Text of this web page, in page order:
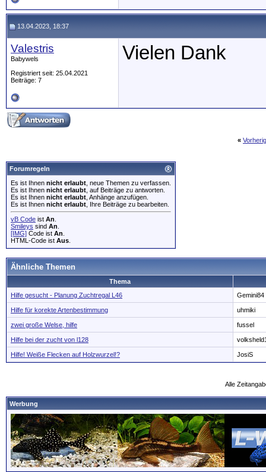
13.04.2023, 18:37
Valestris
Babywels
Registriert seit: 25.04.2021
Beiträge: 7
Vielen Dank
«
Forumregeln
Es ist Ihnen nicht erlaubt , neue Themen zu verfassen.
Es ist Ihnen nicht erlaubt , auf Beiträge zu antworten.
Es ist Ihnen nicht erlaubt , Anhänge anzufügen.
Es ist Ihnen nicht erlaubt , Ihre Beiträge zu bearbeiten.
vB Code ist An
Smileys sind An
[IMG] Code ist An
HTML-Code ist Aus
Ähnliche Themen
Thema
Hilfe gesucht - Planung Zuchtregal L46
Gemini84
Hilfe für korekte Artenbestimmung uhmiki
zwei große Welse, hilfe fussel
Hilfe bei der zucht von l128
Hilfe! Weiße Flecken auf Holzwurzel!? JosiS
Alle
Werbung